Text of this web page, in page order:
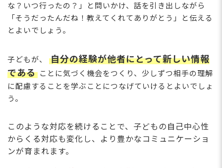
な？いつ行ったの？」と問いかけ、話を引き出しながら
「そうだったんだね！教えてくれてありがとう」と伝える
とよいでしょう。
子どもが、
自分の経験が他者にとって新しい情報
である ことに気づく機会をつくり、少しずつ相手の理解
に配慮することを学ぶことにつなげていけるとよいでしょ
う。
このような対応を続けることで、子どもの自己中心性
からくる対応も変化し、より豊かなコミュニケーショ
ンが育まれます。